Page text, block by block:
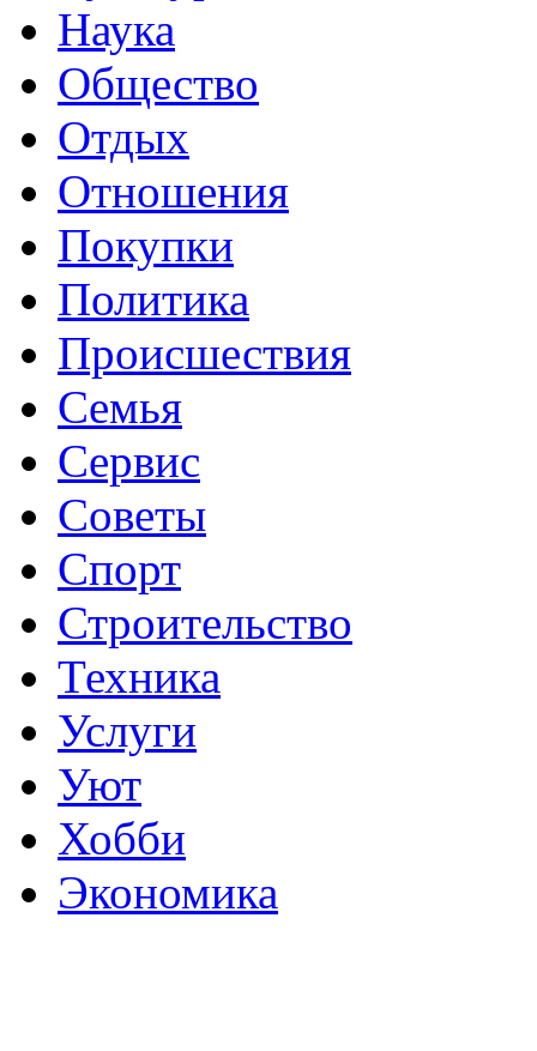
Наука
Общество
Отдых
Отношения
Покупки
Политика
Происшествия
Семья
Сервис
Советы
Спорт
Строительство
Техника
Услуги
Уют
Хобби
Экономика